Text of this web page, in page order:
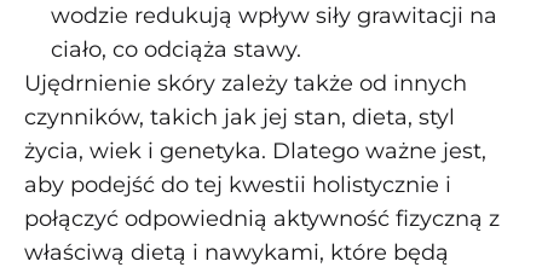
wodzie redukują wpływ siły grawitacji na
ciało, co odciąża stawy.
Ujędrnienie skóry zależy także od innych
czynników, takich jak jej stan, dieta, styl
życia, wiek i genetyka. Dlatego ważne jest,
aby podejść do tej kwestii holistycznie i
połączyć odpowiednią aktywność fizyczną z
właściwą dietą i nawykami, które będą